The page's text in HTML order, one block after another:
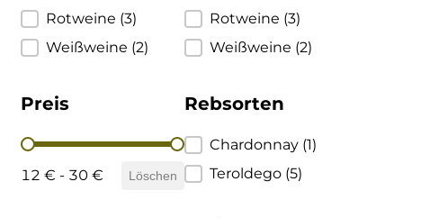
Rotweine (3)
Weißweine (2)
Preis
Preis
12 € - 30 € Löschen
Rotweine (3)
Weißweine (2)
Rebsorten
Rebsorten
Chardonnay (1)
Teroldego (5)
Ulta